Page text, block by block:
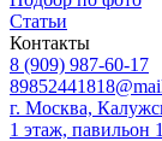
Статьи
Контакты
8 (909) 987-60-17
г. Москва,
1 этаж, павильон